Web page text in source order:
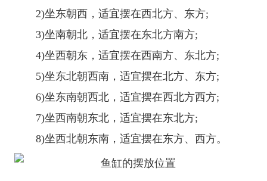
2)坐东朝西，适宜摆在西北方、东方;
3)坐南朝北，适宜摆在东北方南方;
4)坐西朝东，适宜摆在西南方、东北方;
5)坐东北朝西南，适宜摆在北方、东方;
6)坐东南朝西北，适宜摆在西北方西方;
7)坐西南朝东北，适宜摆在东北方;
8)坐西北朝东南，适宜摆在东方、西方。